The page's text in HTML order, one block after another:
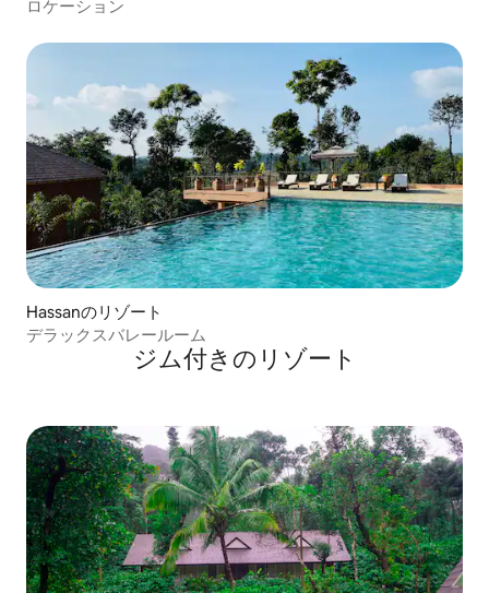
ロケーション
Hassanのリゾート
デラックスバレールーム
ジム付きのリゾート